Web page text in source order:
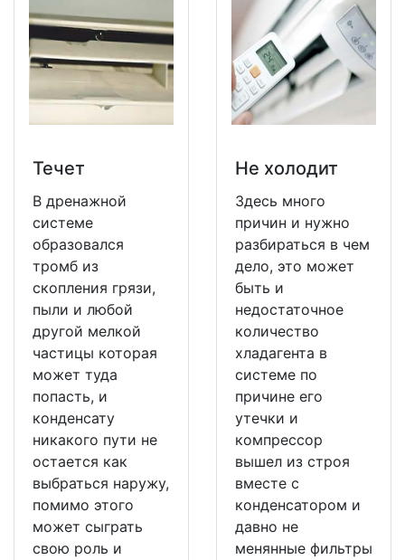
Течет
В дренажной
системе
образовался
тромб из
скопления грязи,
пыли и любой
другой мелкой
частицы которая
может туда
попасть, и
конденсату
никакого пути не
остается как
выбраться наружу,
помимо этого
может сыграть
свою роль и
Не холодит
Здесь много
причин и нужно
разбираться в чем
дело, это может
быть и
недостаточное
количество
хладагента в
системе по
причине его
утечки и
компрессор
вышел из строя
вместе с
конденсатором и
давно не
менянные фильтры